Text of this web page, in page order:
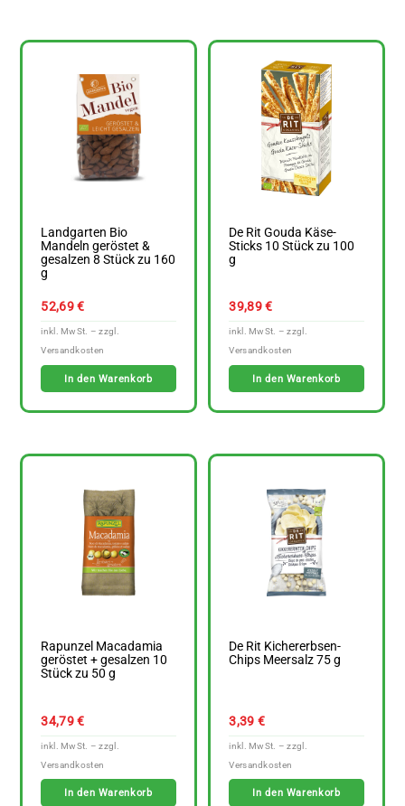
Landgarten Bio
Mandeln geröstet &
gesalzen 8 Stück zu 160
g
52,69€
In den Warenkorb
De Rit Gouda Käse-
Sticks 10 Stück zu 100
g
39,89€
In den Warenkorb
Rapunzel Macadamia
geröstet + gesalzen 10
Stück zu 50 g
34,79€
In den Warenkorb
De Rit Kichererbsen-
Chips Meersalz 75 g
3,39 €
In den Warenkorb